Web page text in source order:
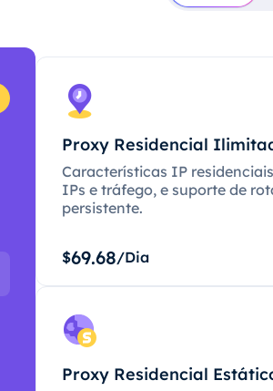
Proxy Residencial
Características IP
IPs e tráfego, e suporte de
persistente.
$69.68/Dia
Proxy Residencial